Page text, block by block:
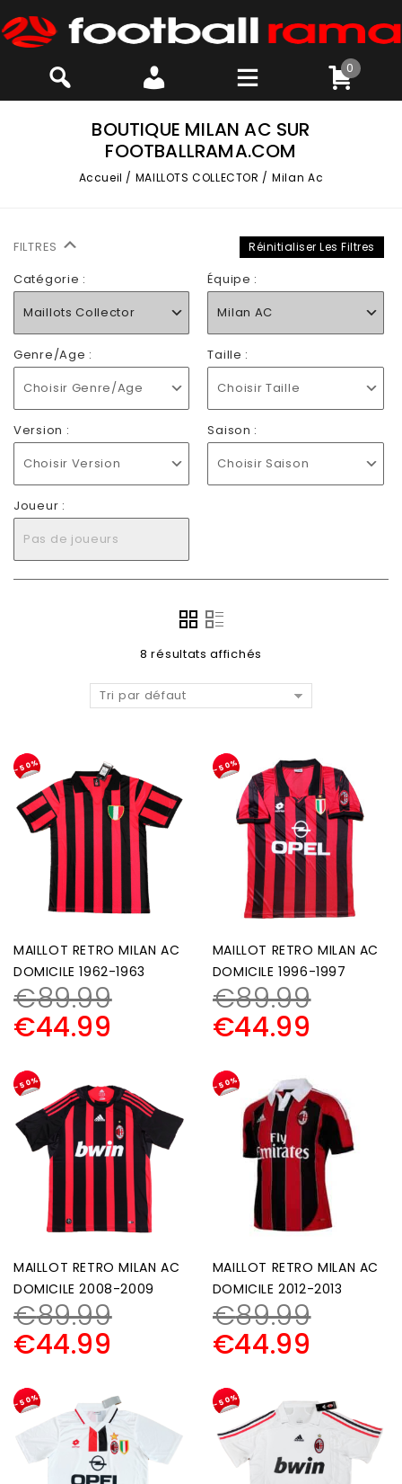
0
BOUTIQUE MILAN AC SUR
FOOTBALLRAMA.COM
Accueil / MAILLOTS COLLECTOR / Milan Ac
FILTRES Réinitialiser Les Filtres
Catégorie :
Maillots Collector
Équipe :
Milan AC
Genre/Age :
Choisir Genre/Age
Taille :
Choisir Taille
Version :
Choisir Version
Saison :
Choisir Saison
Joueur :
Pas de joueurs
8 résultats affichés
Tri par défaut
-50%
MAILLOT RETRO MILAN AC
DOMICILE 1962-1963
€89.99
€44.99
-50%
MAILLOT RETRO MILAN AC
DOMICILE 1996-1997
€89.99
€44.99
-50%
MAILLOT RETRO MILAN AC
DOMICILE 2008-2009
€89.99
€44.99
-50%
MAILLOT RETRO MILAN AC
DOMICILE 2012-2013
€89.99
€44.99
-50% -50%